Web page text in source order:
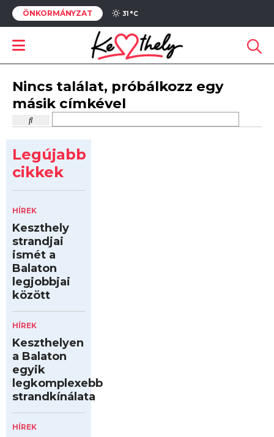
ÖNKORMÁNYZAT 31 °C
Nincs találat, próbálkozz egy
másik címkével
Legújabb
cikkek
HÍREK
Keszthely
strandjai
ismét a
Balaton
legjobbjai
között
HÍREK
Keszthelyen
a Balaton
egyik
legkomplexebb
strandkínálata
HÍREK